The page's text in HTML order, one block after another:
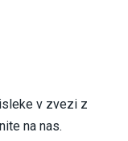
v zvezi z
na nas.